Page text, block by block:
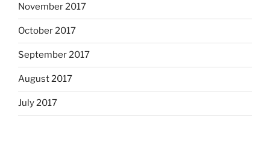
November 2017
October 2017
September 2017
August 2017
July 2017